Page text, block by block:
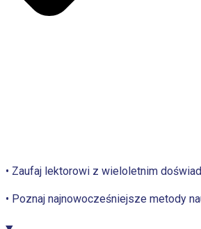
• Zaufaj lektorowi z wieloletnim
• Poznaj najnowocześniejsze metody